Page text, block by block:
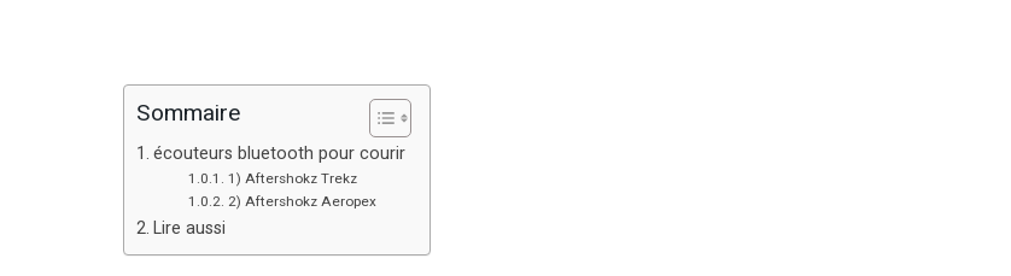
Sommaire
écouteurs bluetooth pour courir
1) Aftershokz Trekz
2) Aftershokz Aeropex
Lire aussi